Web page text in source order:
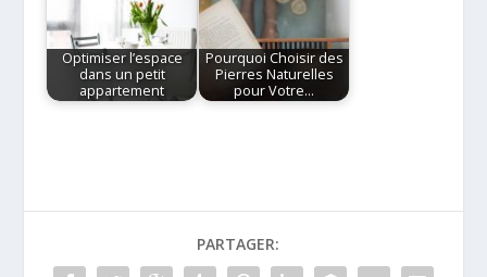
Optimiser l’espace
dans un petit
appartement
Pourquoi Choisir des
Pierres Naturelles
pour Votre…
PARTAGER: